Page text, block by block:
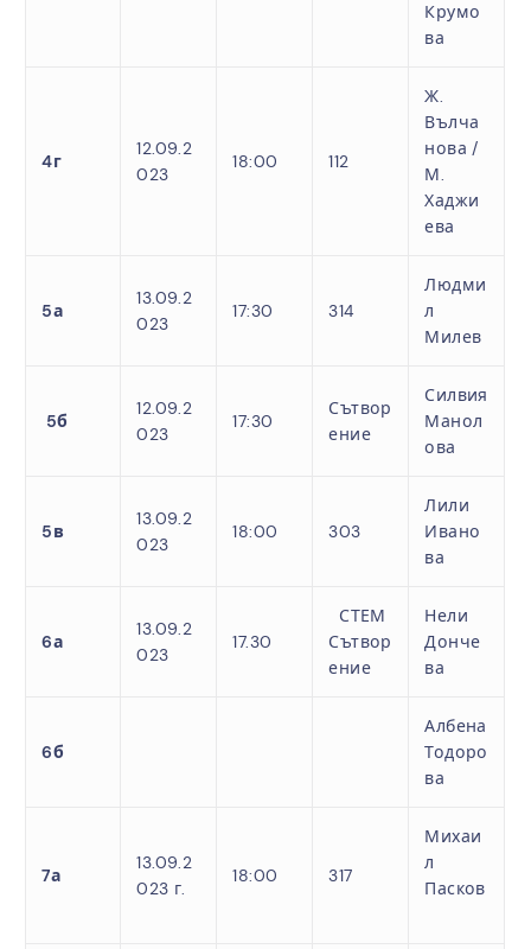
Крумо
ва
4г
12.09.2
023
18:00 112
Ж.
Вълча
нова /
М.
Хаджи
ева
5а
13.09.2
023
17:30 314
Людми
л
Милев
5б
12.09.2
023
17:30
Сътвор
ение
Силвия
Манол
ова
5в
13.09.2
023
18:00 303
Лили
Ивано
ва
6а
13.09.2
023
17.30
СТЕМ
Сътвор
ение
Нели
Донче
ва
6б
Албена
Тодоро
ва
7а
13.09.2
023 г.
18:00 317
Михаи
л
Пасков